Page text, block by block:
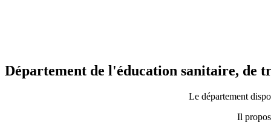
Département de l'éducation sanitaire, de
Le département
Il